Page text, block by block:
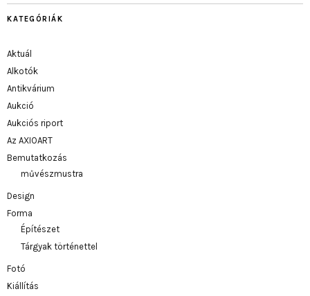
KATEGÓRIÁK
Aktuál
Alkotók
Antikvárium
Aukció
Aukciós riport
Az AXIOART
Bemutatkozás
művészmustra
Design
Forma
Építészet
Tárgyak történettel
Fotó
Kiállítás